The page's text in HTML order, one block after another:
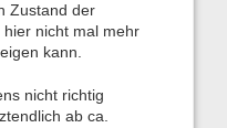
Zustand der
nicht mal mehr
kann.
nicht richtig
ab ca.